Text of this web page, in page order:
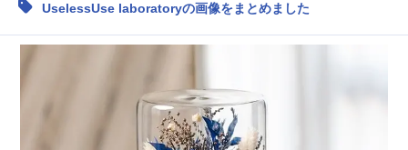
声優記事一覧
実写化映画一覧
UselessUse laboratoryの画像をまとめました